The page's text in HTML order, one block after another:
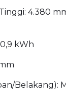
4.380
kWh
Belakang):